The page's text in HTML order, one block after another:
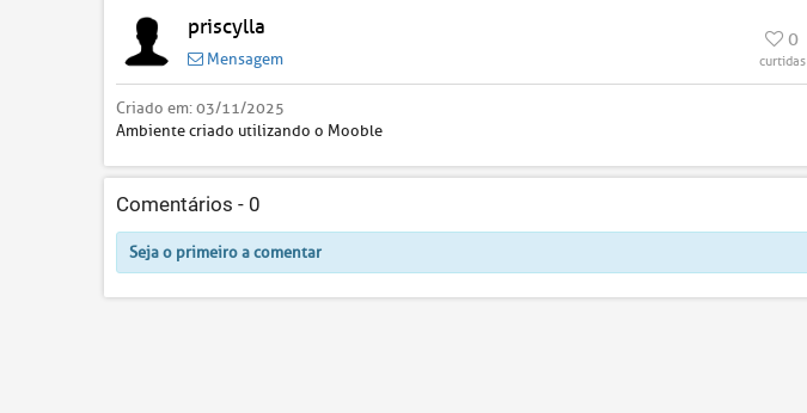
priscylla
Mensagem
0
curtidas
Criado em:03/11/2025
Ambiente criado utilizando o Mooble
Comentários - 0
Seja o primeiro a comentar